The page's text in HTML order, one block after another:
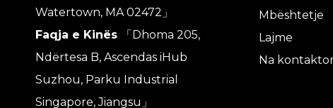
Watertown, MA 02472」
Faqja e Kinës
「Dhoma 205,
Ndërtesa B, Ascendas iHub
Suzhou, Parku Industrial
Singapore, Jiangsu」
Mbështetje
Lajme
Na